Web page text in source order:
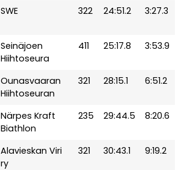
SWE 322 24:51.2 3:27.3
Seinäjoen
Hiihtoseura
411 25:17.8 3:53.9
Ounasvaaran
Hiihtoseuran
321 28:15.1 6:51.2
Närpes Kraft
Biathlon
235 29:44.5 8:20.6
Alavieskan Viri
ry
321 30:43.1 9:19.2